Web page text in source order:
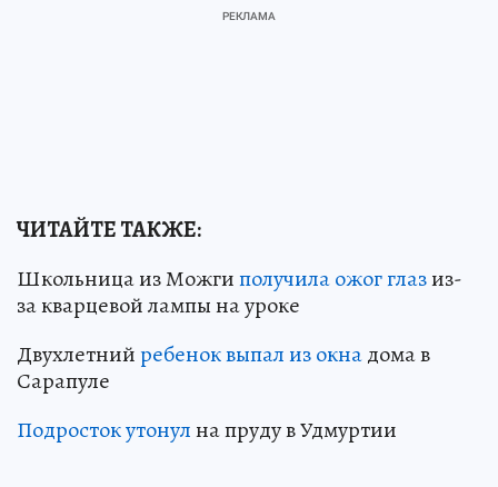
ЧИТАЙТЕ ТАКЖЕ:
Школьница из Можгиполучила ожог глазиз-
за кварцевой лампы на уроке
Двухлетнийребенок выпал из окнадома в
Сарапуле
Подросток утонулна пруду в Удмуртии